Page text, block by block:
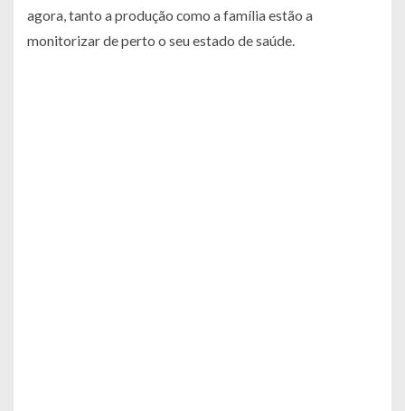
agora, tanto a produção como a família estão a
monitorizar de perto o seu estado de saúde.